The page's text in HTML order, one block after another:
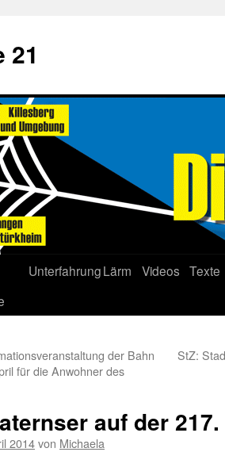
21
UnterfahrungLärm Videos Texte
der Bahn
für die Anwohner des
StZ:
auf der
2014von Michaela